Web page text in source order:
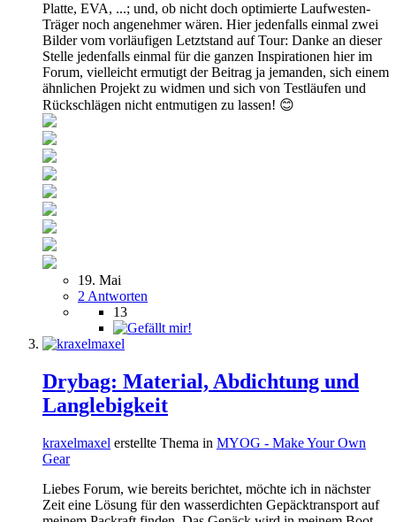
Platte, EVA, ...; und, ob nicht doch optimierte Laufwesten-
Träger noch angenehmer wären. Hier jedenfalls einmal zwei
Bilder vom vorläufigen Letztstand auf Tour: Danke an dieser
Stelle jedenfalls einmal für die ganzen Inspirationen hier im
Forum, vielleicht ermutigt der Beitrag ja jemanden, sich einem
ähnlichen Projekt zu widmen und sich von Testläufen und
Rückschlägen nicht entmutigen zu lassen! 😊
19. Mai
2 Antworten
13
Drybag: Material, Abdichtung und
Langlebigkeit
kraxelmaxel erstellte Thema in MYOG - Make Your Own
Gear
Liebes Forum, wie bereits berichtet, möchte ich in nächster
Zeit eine Lösung für den wasserdichten Gepäcktransport auf